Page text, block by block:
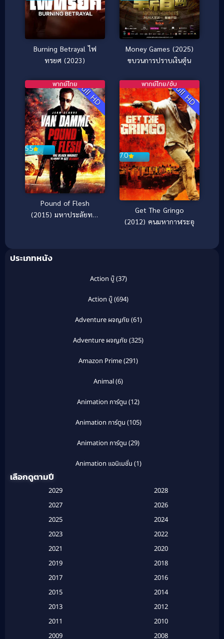
Burning Betrayal ไฟ
ทรยศ (2023)
Money Games (2025)
ขบวนการปราบเงินตุ๋น
Full HD
5.5
พากย์ไทย
Pound of Flesh
(2015) มหาประลัยทวง
Full HD
7.0
พากย์ไทย/ซับ
Get The Gringo
(2012) คนมหากาฬระอุ
ประเภทหนัง
Action บู๊(37)
Action บู๊(694)
Adventure ผจญภัย (61)
Adventure ผจญภัย (325)
Amazon Prime(291)
Animal(6)
Animation การ์ตูน (12)
Animation การ์ตูน (105)
Animation การ์ตูน (29)
Animation แอนิเมชั่น (1)
Based on a True Story สร้างจากเรื่องจริง(2)
Based on a True Story เรื่องจริง (16)
Based on a True Story เรื่องจริง (20)
เลือกดูตามปี
2029
2028
2027
2026
2025
2024
2023
2022
2021
2020
2019
2018
2017
2016
2015
2014
2013
2012
2011
2010
2009
2008